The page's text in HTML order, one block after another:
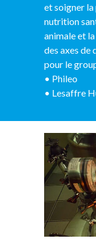
et soigner
nutrition
animale et
des axes de
pour le
• Phileo
• Lesaffre